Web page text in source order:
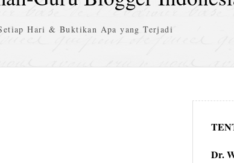
Hari & Buktikan Apa yang Terjadi
Dr.